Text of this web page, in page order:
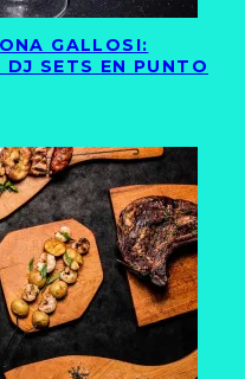
GALLOSI:
SETS EN PUNTO